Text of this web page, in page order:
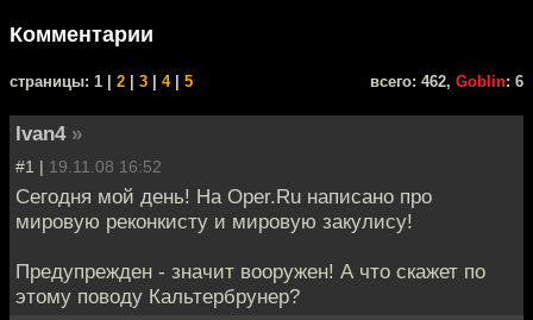
Комментарии
cтраницы: 1 | 2 3 4| 5 всего: 462, Goblin: 6
Ivan4 »
#1 | 19.11.08 16:52
Сегодня мой день! На Oper.Ru написано про
мировую реконкисту и мировую закулису!
Предупрежден - значит вооружен! А что скажет по
этому поводу Кальтербрунер?